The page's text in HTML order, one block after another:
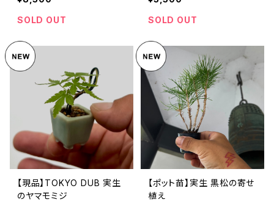
SOLD OUT
SOLD OUT
【現品】TOKYO DUB 実生
のヤマモミジ
【ポット苗】実生 黒松の寄せ
植え